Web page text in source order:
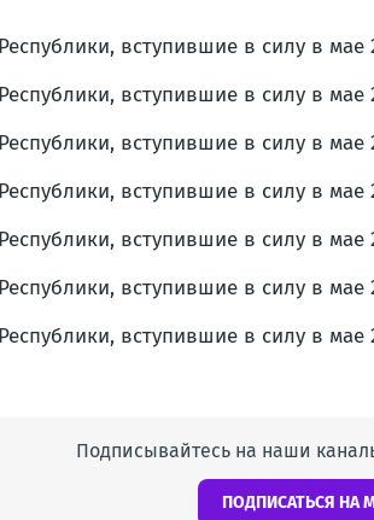
Подписывайтесь на наши
ПОДПИСАТЬСЯ НА